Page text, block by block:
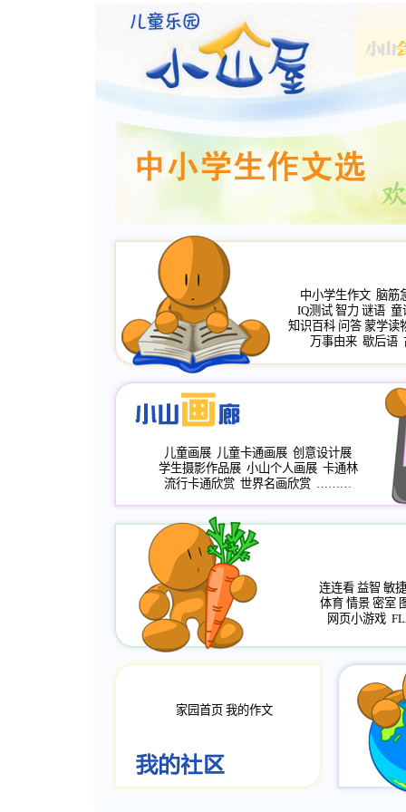
中小学生作文 脑筋
IQ测试 智力 谜语 童
知识百科 问答 蒙学读
万事由来 歇后语
儿童画展 儿童卡通画展 创意设计展
学生摄影作品展 小山个人画展 卡通林
流行卡通欣赏 世界名画欣赏 ………
连连看 益智 敏捷
体育 情景 密室
网页小游戏
家园首页 我的作文